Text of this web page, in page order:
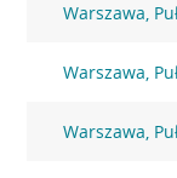
Warszawa,
Warszawa,
Warszawa,